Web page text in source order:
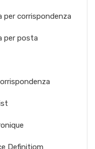
per corrispondenza
per posta
Definitiom